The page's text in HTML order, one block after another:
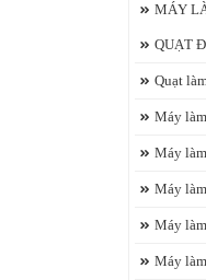
MÁY
QUẠT
Quạt
Máy
Máy
Máy
Máy
Máy